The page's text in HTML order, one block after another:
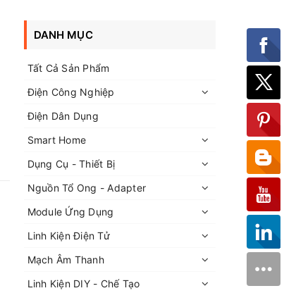
DANH MỤC
Tất Cả Sản Phẩm
Điện Công Nghiệp
Điện Dân Dụng
Smart Home
Dụng Cụ - Thiết Bị
Nguồn Tổ Ong - Adapter
Module Ứng Dụng
Linh Kiện Điện Tử
Mạch Âm Thanh
Linh Kiện DIY - Chế Tạo